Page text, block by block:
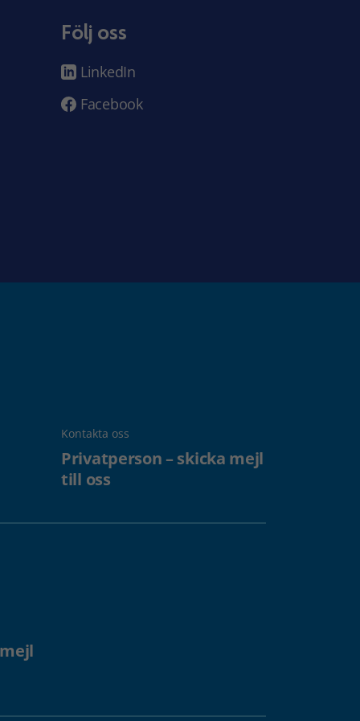
Följ oss
LinkedIn
Facebook
Kontakta oss
Privatperson – skicka mejl
till oss